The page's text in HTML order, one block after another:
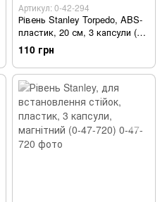
Артикул: 0-42-294
Рівень Stanley Torpedo, ABS-
пластик, 20 см, 3 капсули (0-
42-294)
110 грн